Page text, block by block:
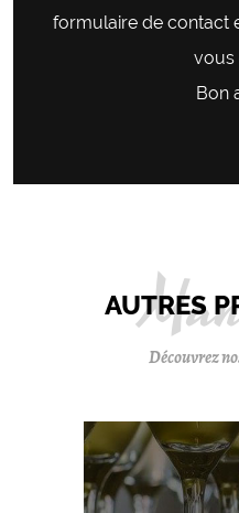
formulaire de contact
vous
Bon
AUTRES
Découvrez